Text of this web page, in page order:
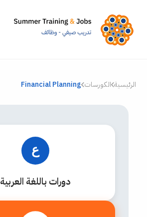
الرئيسية الكورسات Financial Planning
ع
دورات باللغة العربية